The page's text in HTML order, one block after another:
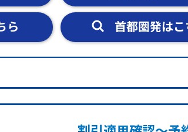
ら 首都圏発はこ